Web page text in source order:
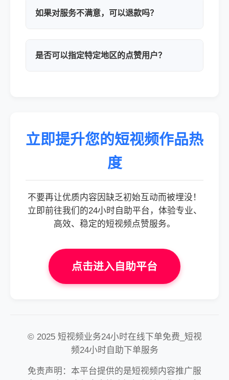
如果对服务不满意，可以退款吗？
是否可以指定特定地区的点赞用户？
立即提升您的短视频作品热
度
不要再让优质内容因缺乏初始互动而被埋没！
立即前往我们的24小时自助平台，体验专业、
高效、稳定的短视频点赞服务。
点击进入自助平台
© 2025 短视频业务24小时在线下单免费_短视
频24小时自助下单服务
免责声明：本平台提供的是短视频内容推广服